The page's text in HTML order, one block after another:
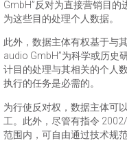
GmbH”反对为直接营销目的
为这些目的处理个人数据。
此外，数据主体有权基于与
audio GmbH”为科学或历史
计目的处理与其相关的个人
执行的任务是必需的。
为行使反对权，数据主体可
工。此外，尽管有指令
范围内，可自由通过技术规